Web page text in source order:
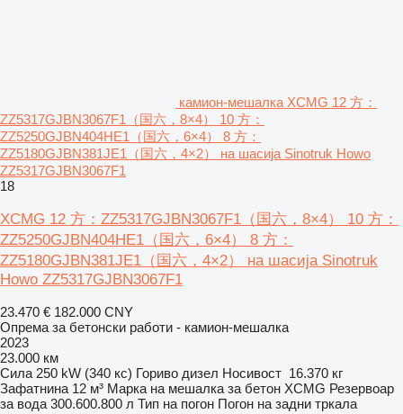
камион-мешалка XCMG 12 方：
ZZ5317GJBN3067F1（国六，8×4） 10 方：
ZZ5250GJBN404HE1（国六，6×4） 8 方：
ZZ5180GJBN381JE1（国六，4×2） на шасија Sinotruk Howo
ZZ5317GJBN3067F1
18
XCMG 12 方：ZZ5317GJBN3067F1（国六，8×4） 10 方：
ZZ5250GJBN404HE1（国六，6×4） 8 方：
ZZ5180GJBN381JE1（国六，4×2） на шасија Sinotruk
Howo ZZ5317GJBN3067F1
23.470 € 182.000 CNY
Опрема за бетонски работи - камион-мешалка
2023
23.000 км
Сила 250 kW (340 кс) Гориво дизел Носивост 16.370 кг
Зафатнина 12 м³ Марка на мешалка за бетон XCMG Резервоар
за вода 300.600.800 л Тип на погон Погон на задни тркала